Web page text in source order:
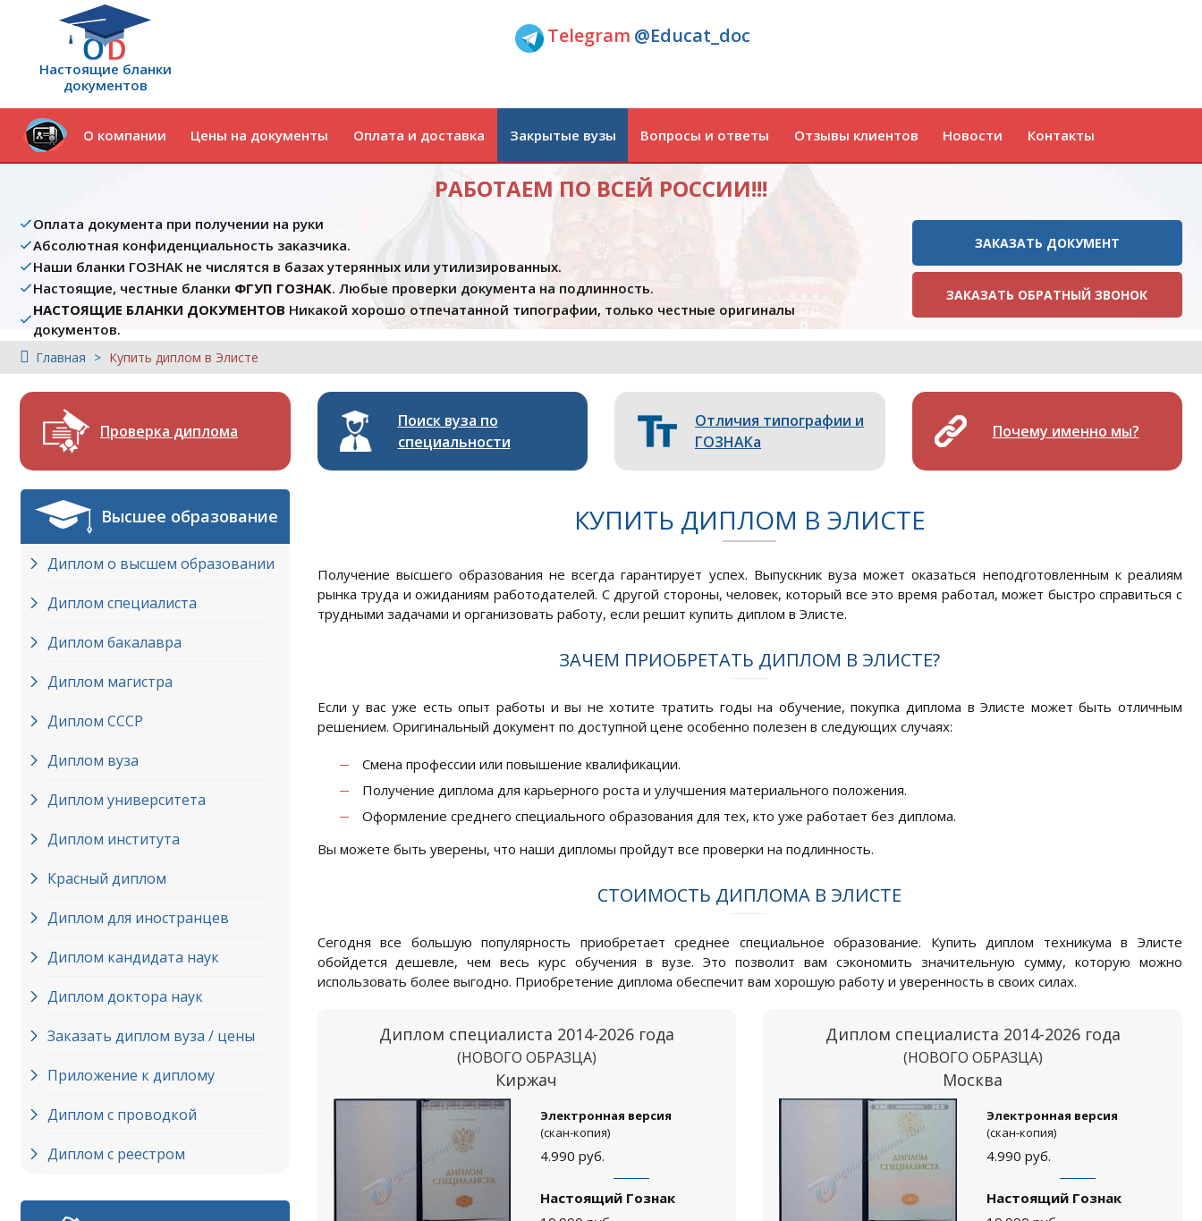
Настоящие бланки
документов
Telegram @Educat_doc
О компании Цены на документы Оплата и доставка Закрытые вузы Вопросы и ответы Отзывы клиентов Новости Контакты
РАБОТАЕМ ПО ВСЕЙ РОССИИ!!!
Оплата документа при получении на руки
Абсолютная конфиденциальность заказчика.
Наши бланки ГОЗНАК не числятся в базах утерянных или утилизированных.
Настоящие, честные бланки ФГУП ГОЗНАК. Любые проверки документа на подлинность.
НАСТОЯЩИЕ БЛАНКИ ДОКУМЕНТОВ Никакой хорошо отпечатанной типографии, только честные оригиналы
документов.
ЗАКАЗАТЬ ДОКУМЕНТ
ЗАКАЗАТЬ ОБРАТНЫЙ ЗВОНОК
Главная Купить диплом в Элисте
Проверка диплома
Поиск вуза по
специальности
Отличия типографии и
ГОЗНАКа
Почему именно мы?
Высшее образование
Диплом о высшем образовании
Диплом специалиста
Диплом бакалавра
Диплом магистра
Диплом СССР
Диплом вуза
Диплом университета
Диплом института
Красный диплом
Диплом для иностранцев
Диплом кандидата наук
Диплом доктора наук
Заказать диплом вуза / цены
Приложение к диплому
Диплом с проводкой
Диплом с реестром
КУПИТЬ ДИПЛОМ В ЭЛИСТЕ
Получение высшего образования не всегда гарантирует успех. Выпускник вуза может оказаться неподготовленным к реалиям
рынка труда и ожиданиям работодателей. С другой стороны, человек, который все это время работал, может быстро справиться с
трудными задачами и организовать работу, если решит купить диплом в Элисте.
ЗАЧЕМ ПРИОБРЕТАТЬ ДИПЛОМ В ЭЛИСТЕ?
Если у вас уже есть опыт работы и вы не хотите тратить годы на обучение, покупка диплома в Элисте может быть отличным
решением. Оригинальный документ по доступной цене особенно полезен в следующих случаях:
Смена профессии или повышение квалификации.
Получение диплома для карьерного роста и улучшения материального положения.
Оформление среднего специального образования для тех, кто уже работает без диплома.
Вы можете быть уверены, что наши дипломы пройдут все проверки на подлинность.
СТОИМОСТЬ ДИПЛОМА В ЭЛИСТЕ
Сегодня все большую популярность приобретает среднее специальное образование. Купить диплом техникума в Элисте
обойдется дешевле, чем весь курс обучения в вузе. Это позволит вам сэкономить значительную сумму, которую можно
использовать более выгодно. Приобретение диплома обеспечит вам хорошую работу и уверенность в своих силах.
Диплом специалиста 2014-2026 года
(НОВОГО ОБРАЗЦА)
Киржач
Электронная версия
(скан-копия)
4.990 руб.
Настоящий Гознак
Диплом специалиста 2014-2026 года
(НОВОГО ОБРАЗЦА)
Москва
Электронная версия
(скан-копия)
4.990 руб.
Настоящий Гознак